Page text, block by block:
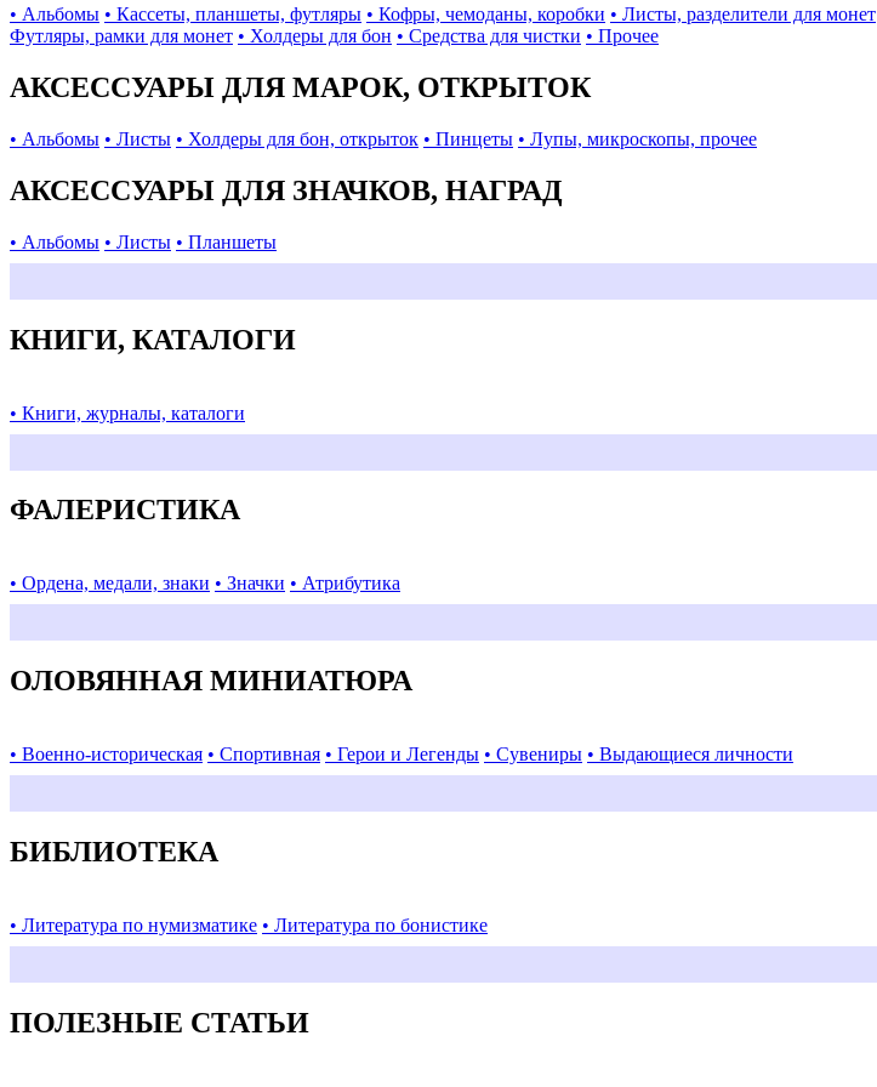
• Альбомы • Кассеты, планшеты, футляры • Кофры, чемоданы, коробки • Листы, разделители для монет
Футляры, рамки для монет • Холдеры для бон • Средства для чистки • Прочее
АКСЕССУАРЫ ДЛЯ МАРОК, ОТКРЫТОК
• Альбомы • Листы • Холдеры для бон, открыток • Пинцеты • Лупы, микроскопы, прочее
АКСЕССУАРЫ ДЛЯ ЗНАЧКОВ, НАГРАД
• Альбомы • Листы • Планшеты
КНИГИ, КАТАЛОГИ
• Книги, журналы, каталоги
ФАЛЕРИСТИКА
• Ордена, медали, знаки • Значки • Атрибутика
ОЛОВЯННАЯ МИНИАТЮРА
• Военно-историческая • Спортивная • Герои и Легенды • Сувениры • Выдающиеся личности
БИБЛИОТЕКА
• Литература по нумизматике • Литература по бонистике
ПОЛЕЗНЫЕ СТАТЬИ